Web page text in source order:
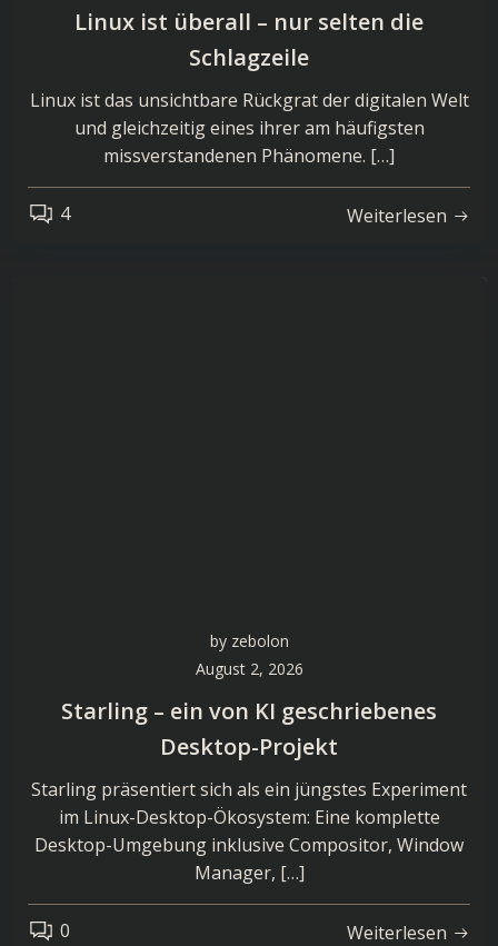
Linux ist überall – nur selten die
Schlagzeile
Linux ist das unsichtbare Rückgrat der digitalen Welt
und gleichzeitig eines ihrer am häufigsten
missverstandenen Phänomene. […]
4 Weiterlesen
by zebolon
August 2, 2026
Starling – ein von KI geschriebenes
Desktop-Projekt
Starling präsentiert sich als ein jüngstes Experiment
im Linux-Desktop-Ökosystem: Eine komplette
Desktop-Umgebung inklusive Compositor, Window
Manager, […]
0 Weiterlesen